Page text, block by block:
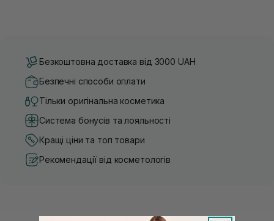
Безкоштовна доставка від 3000 UAH
Безпечні способи оплати
Тільки оригінальна косметика
Система бонусів та лояльності
Кращі ціни та топ товари
Рекомендації від косметологів